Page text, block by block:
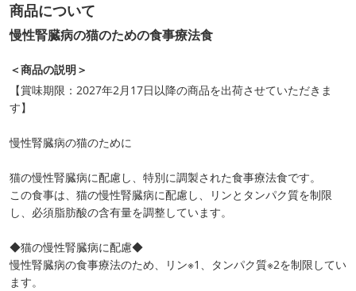
商品について
慢性腎臓病の猫のための食事療法食
＜商品の説明＞
【賞味期限：2027年2月17日以降の商品を出荷させていただきま
す】
慢性腎臓病の猫のために
猫の慢性腎臓病に配慮し、特別に調製された食事療法食です。
この食事は、猫の慢性腎臓病に配慮し、リンとタンパク質を制限
し、必須脂肪酸の含有量を調整しています。
◆猫の慢性腎臓病に配慮◆
慢性腎臓病の食事療法のため、リン※1、タンパク質※2を制限してい
ます。